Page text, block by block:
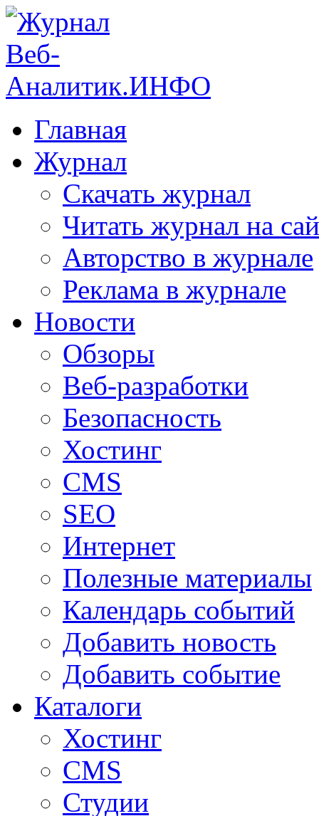
Главная
Журнал
Скачать журнал
Читать журнал на
Авторство в журнале
Реклама в журнале
Новости
Обзоры
Веб-разработки
Безопасность
Хостинг
CMS
SEO
Интернет
Полезные материалы
Календарь событий
Добавить новость
Добавить событие
Каталоги
Хостинг
CMS
Студии